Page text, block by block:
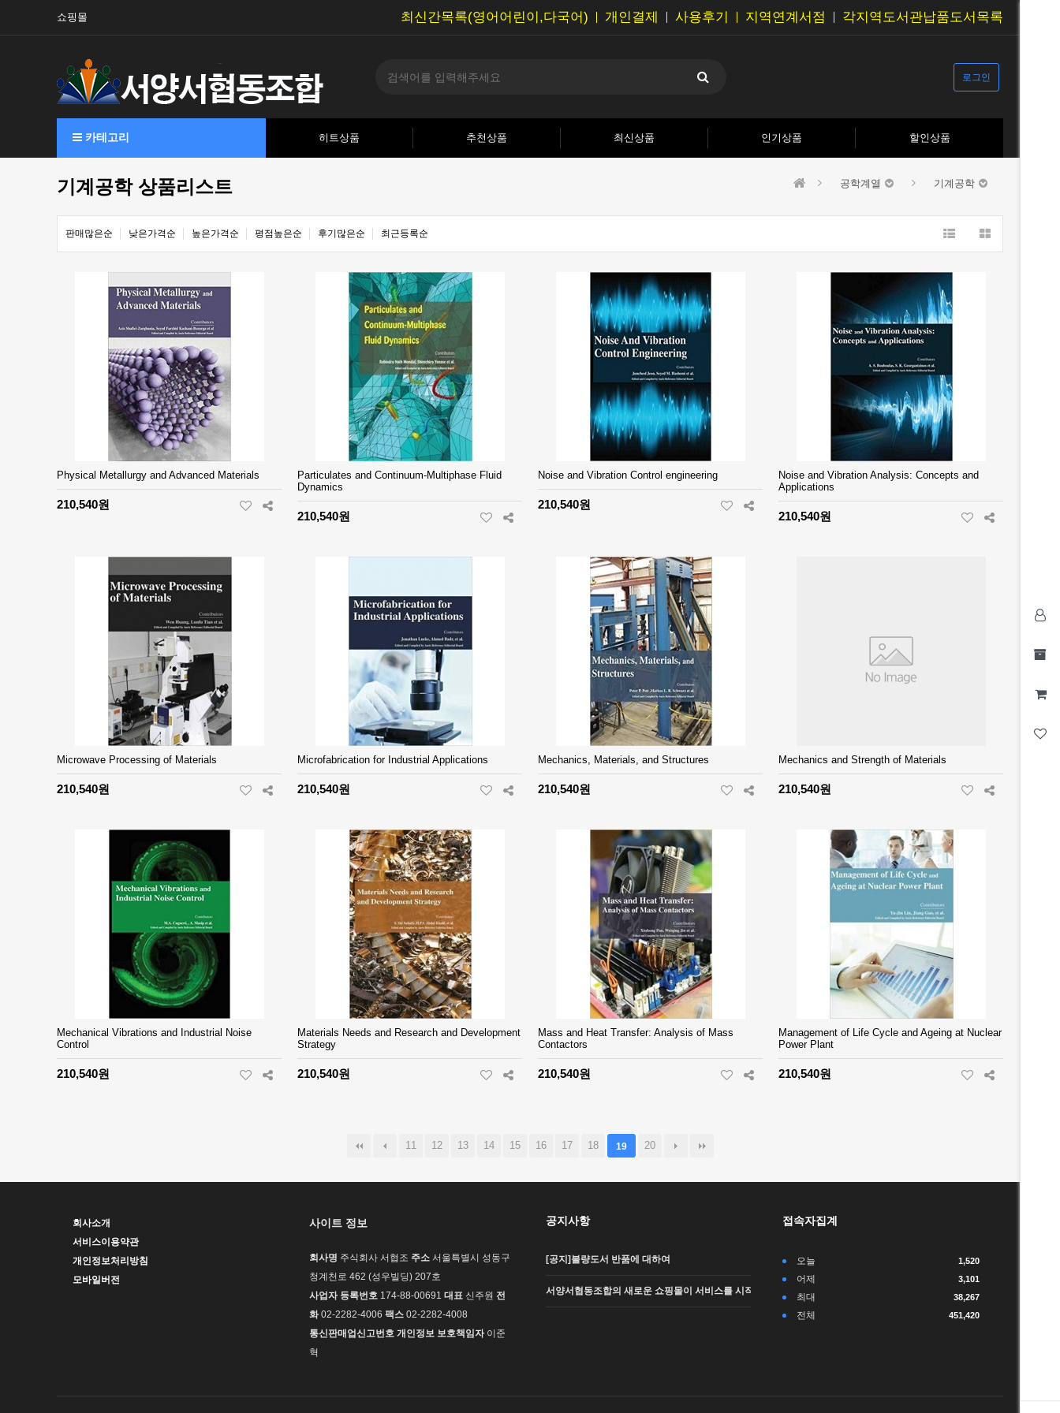
쇼핑몰 최신간목록(영어어린이,다국어) 개인결제 사용후기 지역연계서점 각지역도서관납품도서목록
로그인
카테고리 히트상품 추천상품 최신상품 인기상품 할인상품
기계공학 상품리스트 공학계열 기계공학
판매많은순 낮은가격순 높은가격순 평점높은순 후기많은순 최근등록순
Physical Metallurgy and Advanced Materials
210,540원
Particulates and Continuum-Multiphase Fluid
Dynamics
210,540원
Noise and Vibration Control engineering
210,540원
Noise and Vibration Analysis: Concepts and
Applications
210,540원
Microwave Processing of Materials
210,540원
Microfabrication for Industrial Applications
210,540원
Mechanics, Materials, and Structures
210,540원
Mechanics and Strength of Materials
210,540원
Mechanical Vibrations and Industrial Noise
Control
210,540원
Materials Needs and Research and Development
Strategy
210,540원
Mass and Heat Transfer: Analysis of Mass
Contactors
210,540원
Management of Life Cycle and Ageing at Nuclear
Power Plant
210,540원
11 12 13 14 15 16 17 18 19 20
회사소개
서비스이용약관
개인정보처리방침
모바일버전
사이트 정보
회사명 주식회사 서협조 주소 서울특별시 성동구
청계천로 462 (성우빌딩) 207호
사업자 등록번호 174-88-00691 대표 신주원 전
화02-2282-4006 팩스 02-2282-4008
통신판매업신고번호 개인정보 보호책임자이준
혁
공지사항
[공지]불량도서 반품에 대하여
서양서협동조합의 새로운 쇼핑몰이 서비스를 시작합니다.
접속자집계
오늘 1,520
어제 3,101
최대 38,267
전체 451,420